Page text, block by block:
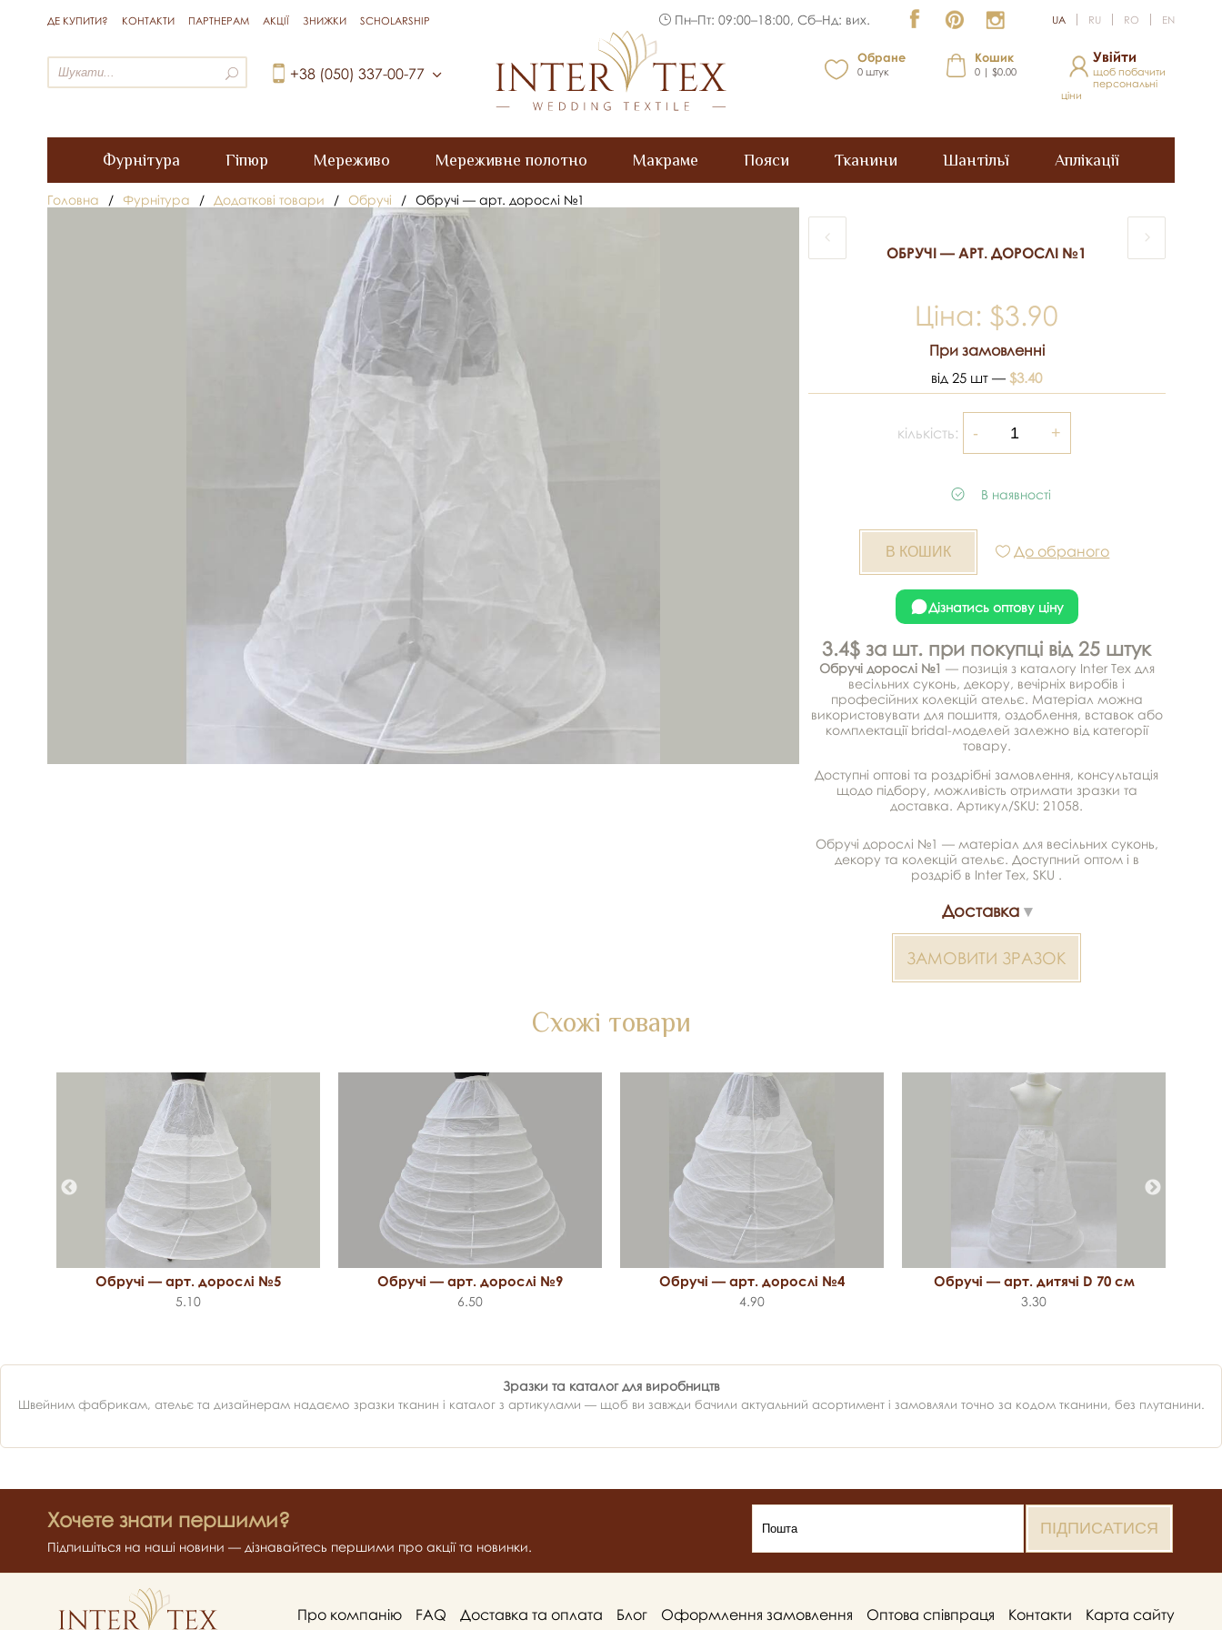
ДЕ КУПИТИ? КОНТАКТИ ПАРТНЕРАМ АКЦІЇ ЗНИЖКИ SCHOLARSHIP Пн–Пт: 09:00–18:00, Сб–Нд: вих. UA RU RO EN
+38 (050) 337-00-77
Обране
0 штук
Кошик
0 | $0.00
Увійти
щоб побачити
персональні
ціни
Фурнітура Гіпюр Мереживо Мереживне полотно Макраме Пояси Тканини Шантільї Аплікації
Головна / Фурнітура / Додаткові товари / Обручі / Обручі — арт. дорослі №1
ОБРУЧІ — АРТ. ДОРОСЛІ №1
Ціна: $3.90
При замовленні
від 25 шт — $3.40
кількість:
В наявності
До обраного
Дізнатись оптову ціну
3.4$ за шт. при покупці від 25 штук
Обручі дорослі №1 — позиція з каталогу Inter Tex для
весільних суконь, декору, вечірніх виробів і
професійних колекцій ательє. Матеріал можна
використовувати для пошиття, оздоблення, вставок або
комплектації bridal-моделей залежно від категорії
товару.
Доступні оптові та роздрібні замовлення, консультація
щодо підбору, можливість отримати зразки та
доставка. Артикул/SKU: 21058.
Обручі дорослі №1 — матеріал для весільних суконь,
декору та колекцій ательє. Доступний оптом і в
роздріб в Inter Tex, SKU .
Доставка
ЗАМОВИТИ ЗРАЗОК
Схожі товари
Обручі — арт. дорослі №5
5.10
Обручі — арт. дорослі №9
6.50
Обручі — арт. дорослі №4
4.90
Обручі — арт. дитячі D 70 см
3.30
Зразки та каталог для виробництв
Швейним фабрикам, ательє та дизайнерам надаємо зразки тканин і каталог з артикулами — щоб ви завжди бачили актуальний асортимент і замовляли точно за кодом тканини, без плутанини.
Хочете знати першими?
Підпишіться на наші новини — дізнавайтесь першими про акції та новинки.
Про компанію FAQ Доставка та оплата Блог Оформлення замовлення Оптова співпраця Контакти Карта сайту